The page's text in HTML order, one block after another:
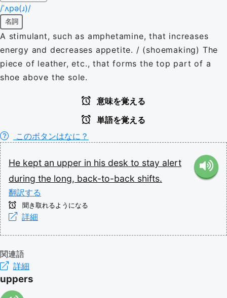
/ˈʌpə(ɹ)/
名詞
A stimulant, such as amphetamine, that increases
energy and decreases appetite. / (shoemaking) The
piece of leather, etc., that forms the top part of a
shoe above the sole.
意味を覚える
単語を覚える
このボタンはなに？
He kept an upper in his desk to stay alert
during the long, back-to-back shifts.
翻訳する
聞き取れるようになる
詳細
関連語
詳細
uppers